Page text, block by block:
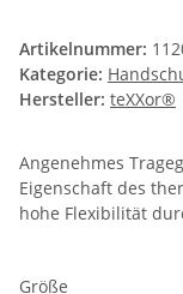
Artikelnummer:
Kategorie:
Hersteller: teXXor®
Angenehmes
Eigenschaft des
hohe Flexibilität
Größe